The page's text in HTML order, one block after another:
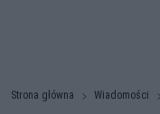
Strona główna Wiadomości